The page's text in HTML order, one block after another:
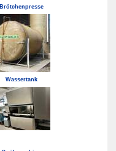
Brötchenpresse
Wassertank